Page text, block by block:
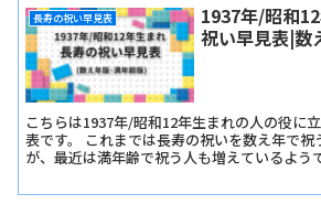
長寿の祝い早見表
1937年/昭和
祝い早見表|数
こちらは1937年/昭和12年生まれの人の役に
表です。 これまでは長寿の祝いを数え年で祝
が、最近は満年齢で祝う人も増えているよう
年齢版』をご用意しました。